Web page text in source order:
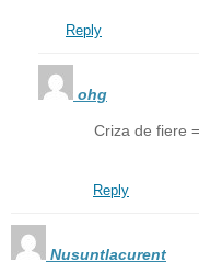
Reply
ohg
Criza de fiere
Reply
Nusuntlacurent